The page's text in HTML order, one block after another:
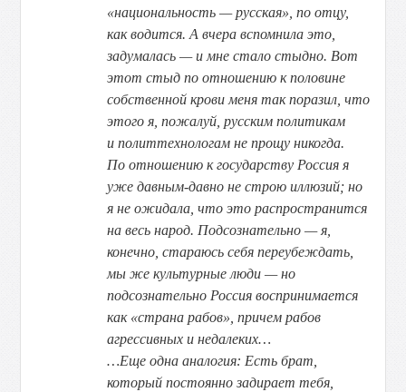
«национальность — русская», по отцу,
как водится. А вчера вспомнила это,
задумалась — и мне стало стыдно. Вот
этот стыд по отношению к половине
собственной крови меня так поразил, что
этого я, пожалуй, русским политикам
и политтехнологам не прощу никогда.
По отношению к государству Россия я
уже давным-давно не строю иллюзий; но
я не ожидала, что это распространится
на весь народ. Подсознательно — я,
конечно, стараюсь себя переубеждать,
мы же культурные люди — но
подсознательно Россия воспринимается
как «страна рабов», причем рабов
агрессивных и недалеких…
…Еще одна аналогия: Есть брат,
который постоянно задирает тебя,